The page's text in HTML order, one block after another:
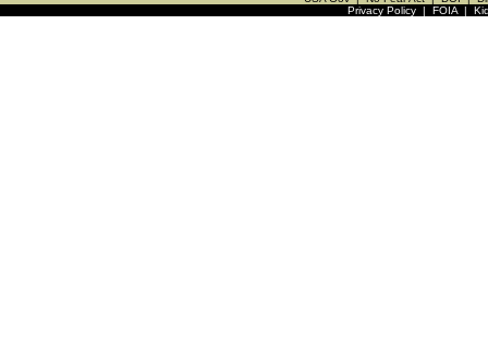
Privacy Policy| FOIA|